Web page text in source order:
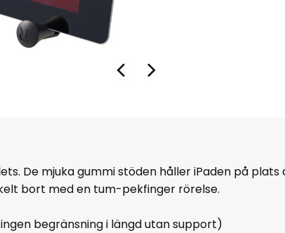
De mjuka gummi stöden håller iPaden på
bort med en tum-pekfinger rörelse.
begränsning i längd utan support)